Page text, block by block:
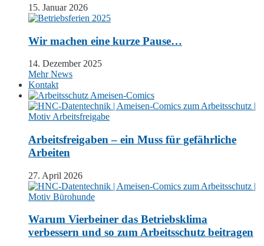
15. Januar 2026
Wir machen eine kurze Pause…
14. Dezember 2025
Mehr News
Kontakt
Arbeitsfreigaben – ein Muss für gefährliche
Arbeiten
27. April 2026
Warum Vierbeiner das Betriebsklima
verbessern und so zum Arbeitsschutz beitragen